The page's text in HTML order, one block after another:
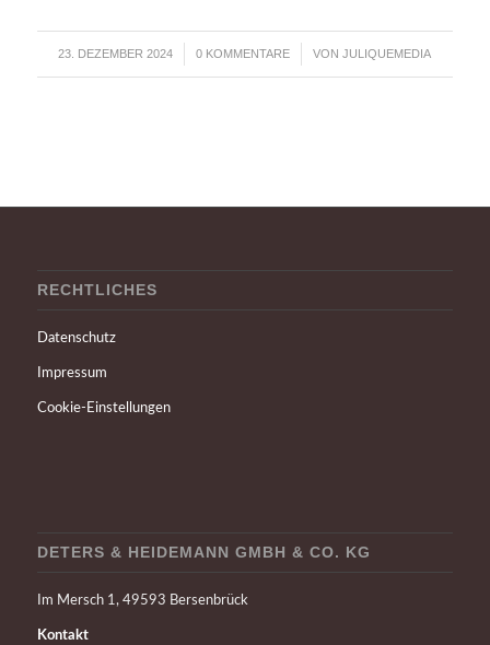
23. DEZEMBER 2024
/ 0 KOMMENTARE
/ VONJULIQUEMEDIA
RECHTLICHES
Datenschutz
Impressum
Cookie-Einstellungen
DETERS & HEIDEMANN GMBH & CO. KG
Im Mersch 1, 49593 Bersenbrück
Kontakt